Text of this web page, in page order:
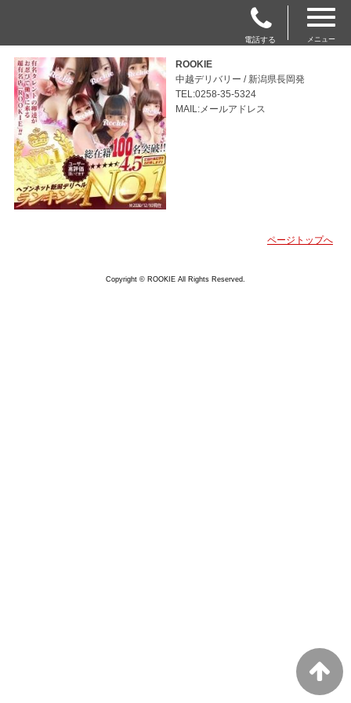
電話する メニュー
ROOKIE
中越デリバリー / 新潟県長岡発
TEL:0258-35-5324
MAIL:メールアドレス
ページトップへ
Copyright © ROOKIE All Rights Reserved.